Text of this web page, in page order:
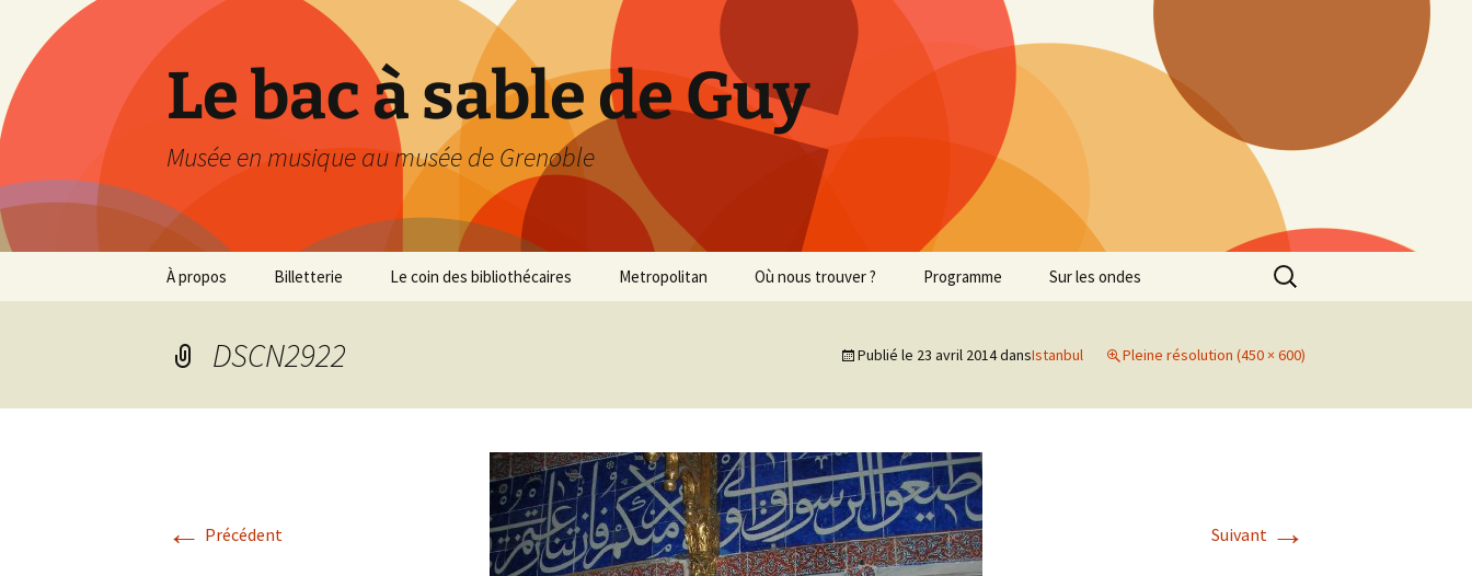
Le bac à sable de Guy
Musée en musique au musée de Grenoble
Aller
À propos Billetterie Le coin des bibliothécaires Metropolitan Où nous trouver ? Programme Sur les ondes
Rechercher :
DSCN2922 Publié le 23 avril 2014dansIstanbul Pleine résolution (450 × 600)
← Précédent Suivant →